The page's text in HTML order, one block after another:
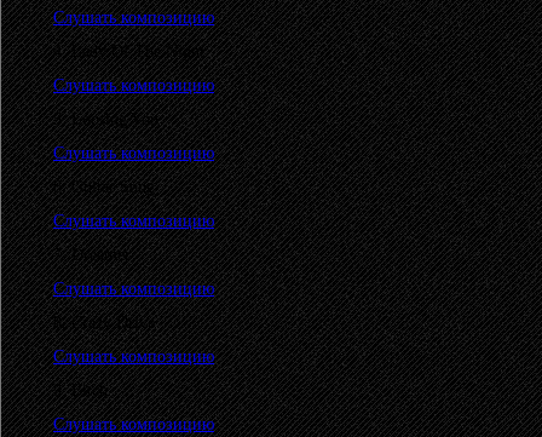
Слушать композицию
4. Lady Of The Nignt
Слушать композицию
5. Loosing You
Слушать композицию
6. Guitar Song
Слушать композицию
7. Dreamer
Слушать композицию
8. Crazy Drive
Слушать композицию
9. Bitch
Слушать композицию